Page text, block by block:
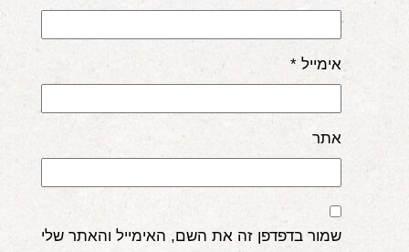
אימייל *
אתר
שמור בדפדפן זה את השם, האימייל והאתר שלי